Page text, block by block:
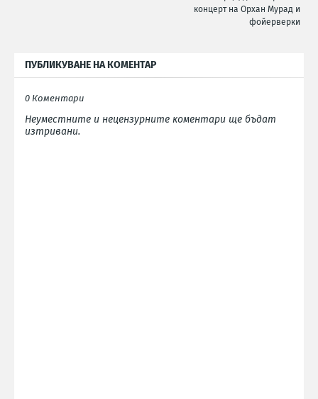
концерт на Орхан Мурад и
фойерверки
ПУБЛИКУВАНЕ НА КОМЕНТАР
0 Коментари
Неуместните и нецензурните коментари ще бъдат
изтривани.